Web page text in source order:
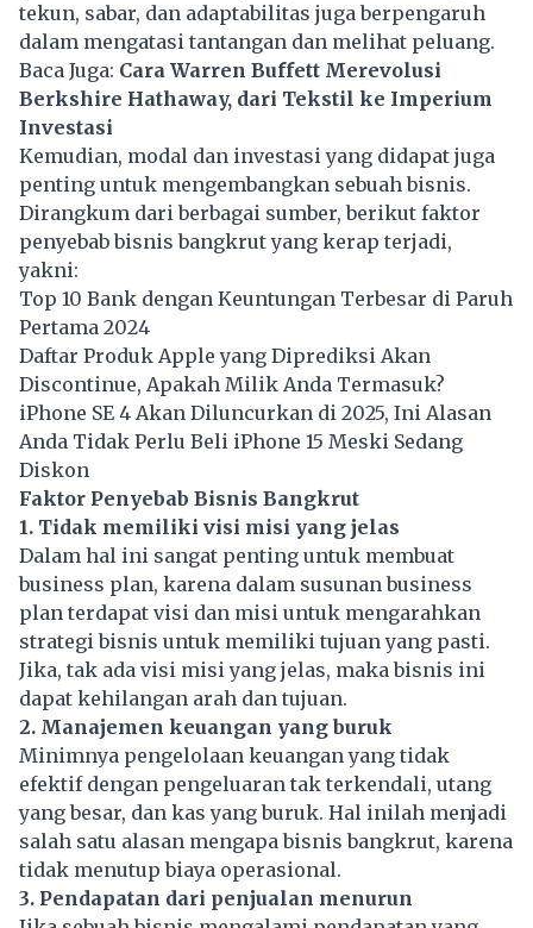
tekun, sabar, dan adaptabilitas juga berpengaruh
dalam mengatasi tantangan dan melihat peluang.
Baca Juga: Cara Warren Buffett Merevolusi
Berkshire Hathaway, dari Tekstil ke Imperium
Investasi
Kemudian, modal dan investasi yang didapat juga
penting untuk mengembangkan sebuah bisnis.
Dirangkum dari berbagai sumber, berikut faktor
penyebab bisnisbangkrutyang kerap terjadi,
yakni:
Top 10 Bank dengan Keuntungan Terbesar di Paruh
Pertama 2024
Daftar Produk Apple yang Diprediksi Akan
Discontinue, Apakah Milik Anda Termasuk?
iPhone SE 4 Akan Diluncurkan di 2025, Ini Alasan
Anda Tidak Perlu Beli iPhone 15 Meski Sedang
Diskon
Faktor Penyebab Bisnis Bangkrut
1. Tidak memiliki visi misi yang jelas
Dalam hal ini sangat penting untuk membuat
business plan, karena dalam susunan business
plan terdapat visi dan misi untuk mengarahkan
strategi bisnis untuk memiliki tujuan yang pasti.
Jika, tak ada visi misi yang jelas, maka bisnis ini
dapat kehilangan arah dan tujuan.
2. Manajemen keuangan yang buruk
Minimnya pengelolaan keuangan yang tidak
efektif dengan pengeluaran tak terkendali, utang
yang besar, dan kas yang buruk. Hal inilah menjadi
salah satu alasan mengapa bisnis bangkrut, karena
tidak menutup biaya operasional.
3. Pendapatan dari penjualan menurun